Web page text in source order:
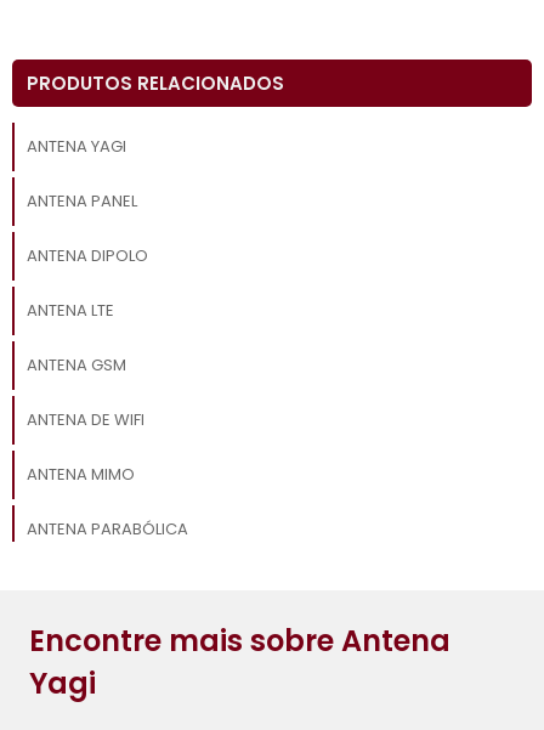
PRODUTOS RELACIONADOS
ANTENA YAGI
ANTENA PANEL
ANTENA DIPOLO
ANTENA LTE
ANTENA GSM
ANTENA DE WIFI
ANTENA MIMO
ANTENA PARABÓLICA
ANTENA DE VHF
Encontre mais sobre Antena
Yagi